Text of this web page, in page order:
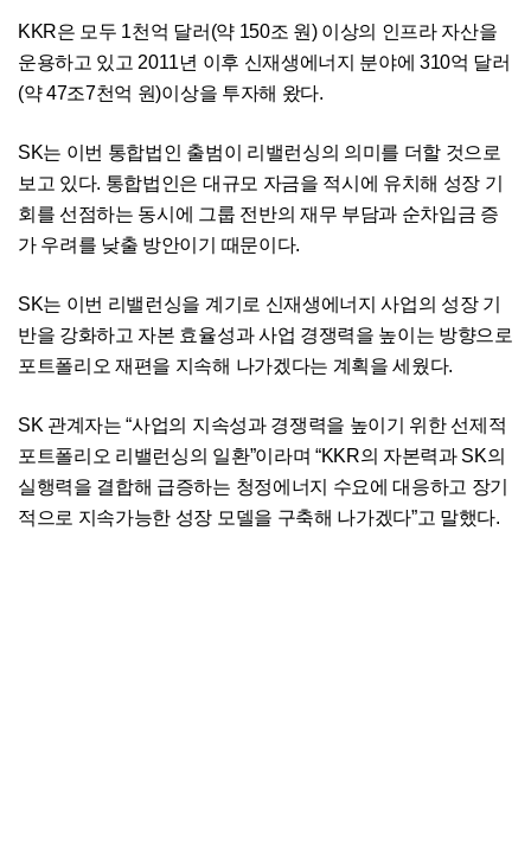
KKR은 모두 1천억 달러(약 150조 원) 이상의 인프라 자산을
운용하고 있고 2011년 이후 신재생에너지 분야에 310억 달러
(약 47조7천억 원)이상을 투자해 왔다.
SK는 이번 통합법인 출범이 리밸런싱의 의미를 더할 것으로
보고 있다. 통합법인은 대규모 자금을 적시에 유치해 성장 기
회를 선점하는 동시에 그룹 전반의 재무 부담과 순차입금 증
가 우려를 낮출 방안이기 때문이다.
SK는 이번 리밸런싱을 계기로 신재생에너지 사업의 성장 기
반을 강화하고 자본 효율성과 사업 경쟁력을 높이는 방향으로
포트폴리오 재편을 지속해 나가겠다는 계획을 세웠다.
SK 관계자는 “사업의 지속성과 경쟁력을 높이기 위한 선제적
포트폴리오 리밸런싱의 일환”이라며 “KKR의 자본력과 SK의
실행력을 결합해 급증하는 청정에너지 수요에 대응하고 장기
적으로 지속가능한 성장 모델을 구축해 나가겠다”고 말했다.